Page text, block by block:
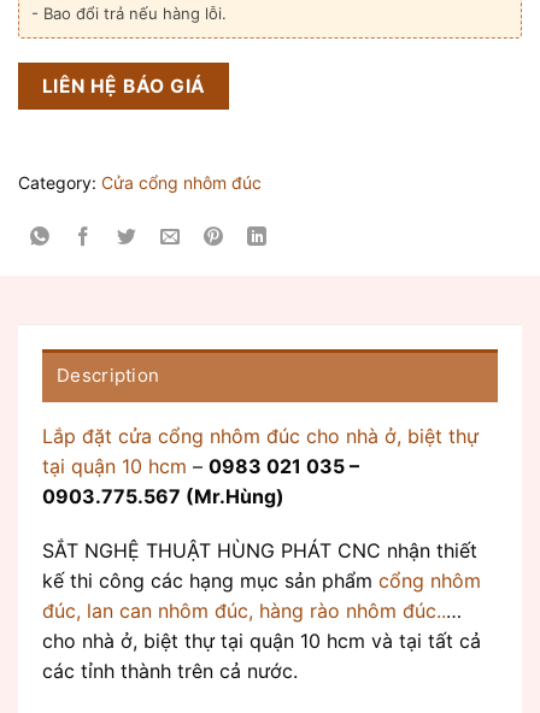
- Bao đổi trả nếu hàng lỗi.
LIÊN HỆ BÁO GIÁ
Category: Cửa cổng nhôm đúc
Description
Lắp đặt cửa cổng nhôm đúc cho nhà ở, biệt thự
tại quận 10 hcm – 0983 021 035 –
0903.775.567 (Mr.Hùng)
SẮT NGHỆ THUẬT HÙNG PHÁT CNC nhận thiết
kế thi công các hạng mục sản phẩm cổng nhôm
đúc, lan can nhôm đúc, hàng rào nhôm đúc..…
cho nhà ở, biệt thự tại quận 10 hcm và tại tất cả
các tỉnh thành trên cả nước.